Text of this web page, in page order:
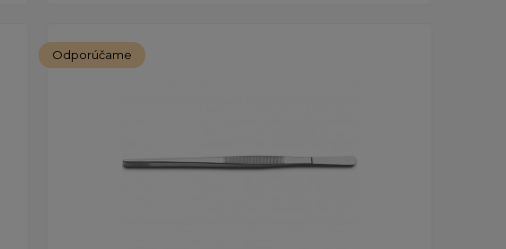
Odporúčame